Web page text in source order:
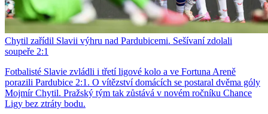
Chytil zařídil Slavii výhru nad Pardubicemi. Sešívaní zdolali
soupeře 2:1
Fotbalisté Slavie zvládli i třetí ligové kolo a ve Fortuna Areně
porazili Pardubice 2:1. O vítězství domácích se postaral dvěma góly
Mojmír Chytil. Pražský tým tak zůstává v novém ročníku Chance
Ligy bez ztráty bodu.